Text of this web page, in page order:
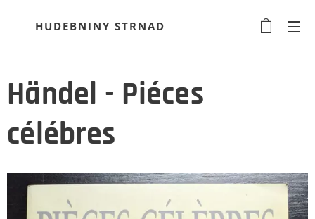
HUDEBNINY STRNAD
Händel - Piéces
célébres